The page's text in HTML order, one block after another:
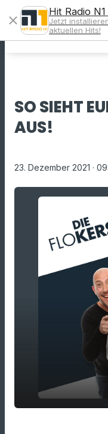
SO SIEHT
AUS!
23. Dezember 2021 ·
close
Hit Radio
Jetzt
aktuellen Hits!